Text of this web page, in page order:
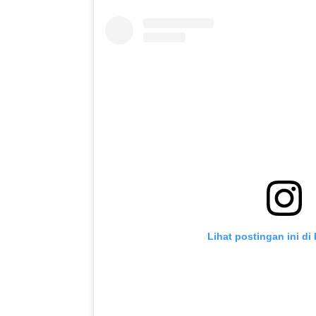
Lihat postingan ini di